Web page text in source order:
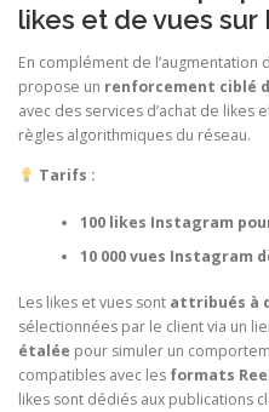
likes et de vues sur
En complément de l’augmentation
propose un renforcement ciblé
avec des services d’achat de
règles algorithmiques du réseau.
Tarifs :
100 likes Instagram
10 000 vues Instagram
Les likes et vues sont attribués à
sélectionnées par le client via un
étalée pour simuler un
compatibles avec les formats
likes sont dédiés aux publications